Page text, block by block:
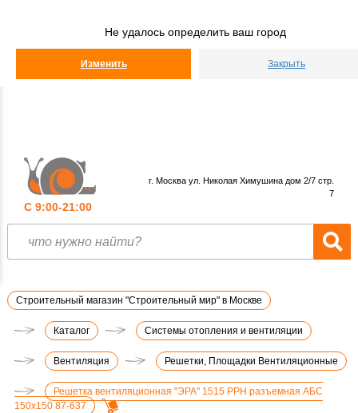
Не удалось определить ваш город
Изменить Закрыть
С 9:00-21:00
г. Москва ул. Николая Химушина дом 2/7 стр.
7
Строительный магазин "Строительный мир" в Москве
Каталог Системы отопления и вентиляции
Вентиляция Решетки, Площадки Вентиляционные
Решетка вентиляционная "ЭРА" 1515 РРН разъемная АБС
150х150 87-637